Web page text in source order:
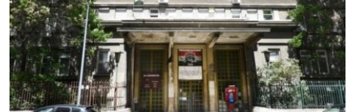
A PÉNZ NYOMÁBAN
EURÓPAI UNIÓ
VILÁG
KLÍMAVÁLTOZÁS